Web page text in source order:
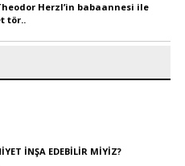
Herzl’in babaannesi ile
tör..
İNŞA EDEBİLİR MİYİZ?